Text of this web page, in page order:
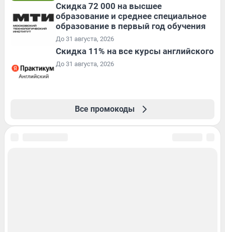
Скидка 72 000 на высшее
образование и среднее специальное
образование в первый год обучения
До 31 августа, 2026
Скидка 11% на все курсы английского
До 31 августа, 2026
Все промокоды